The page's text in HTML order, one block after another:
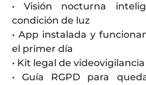
• Visión nocturna
condición de luz
• App instalada y
el primer día
• Kit legal de
• Guía RGPD para